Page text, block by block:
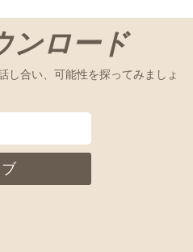
ンロード
し合い、可能性を探ってみましょ